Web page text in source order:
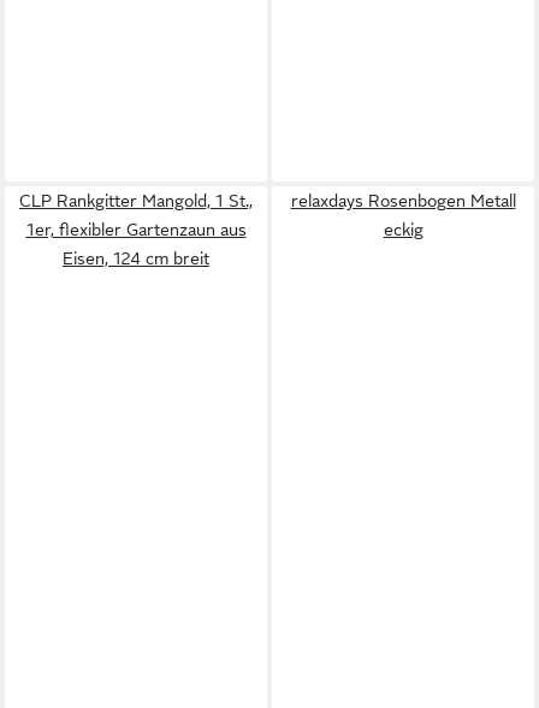
CLP Rankgitter Mangold, 1 St.,
1er, flexibler Gartenzaun aus
Eisen, 124 cm breit
relaxdays Rosenbogen Metall
eckig